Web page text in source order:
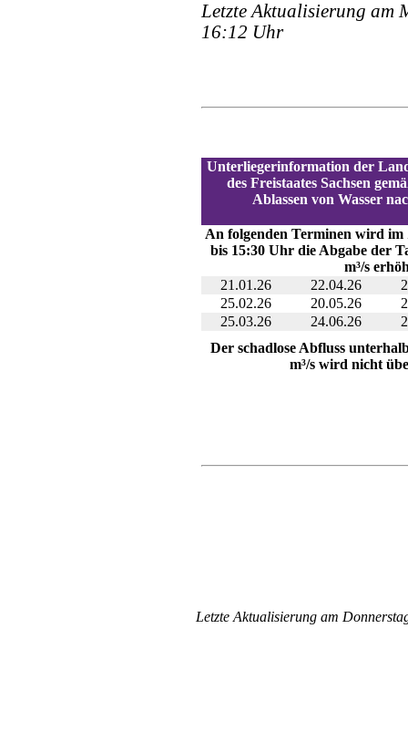
Letzte Aktualisierung am
16:12 Uhr
Unterliegerinformation der
des Freistaates Sachsen
Ablassen von Wasser
An folgenden Terminen wird
bis 15:30 Uhr die Abgabe der
m³/s
21.01.26
22.04.26
25.02.26
20.05.26
25.03.26
24.06.26
Der schadlose Abfluss
m³/s wird nicht
Letzte Aktualisierung am